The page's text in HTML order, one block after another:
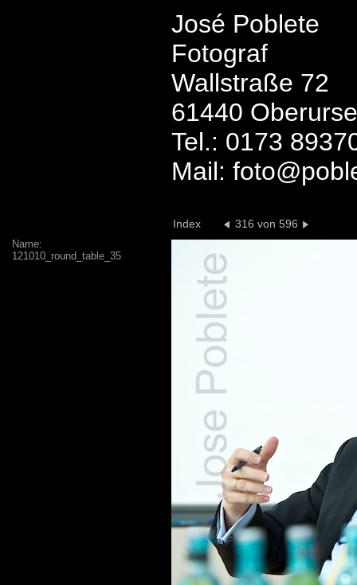
José Poblete
Fotograf
Wallstraße 72
61440
Tel.: 0173
Mail:
Index 316 von 596
Name:
121010_round_table_35